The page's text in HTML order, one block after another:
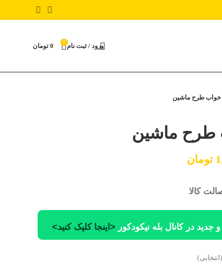
ورود / ثبت نام
0
0 تومان
خواب طرح ماشین
طرح ماشین
تومان
کالا
در کانال بله نیکودکور <اینجا کلیک کنید>